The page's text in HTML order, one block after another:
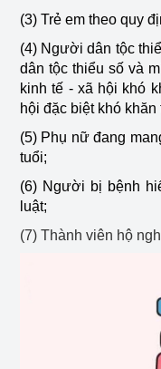
(3) Trẻ em theo quy
(4) Người dân tộc
dân tộc thiểu số và
kinh tế - xã hội khó
hội đặc biệt khó
(5) Phụ nữ đang
tuổi;
(6) Người bị bệnh
luật;
(7) Thành viên hộ